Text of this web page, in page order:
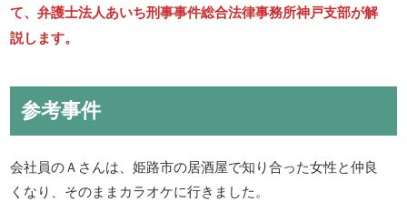
て、弁護士法人あいち刑事事件総合法律事務所神戸支部が解
説します。
参考事件
会社員のＡさんは、姫路市の居酒屋で知り合った女性と仲良
くなり、そのままカラオケに行きました。